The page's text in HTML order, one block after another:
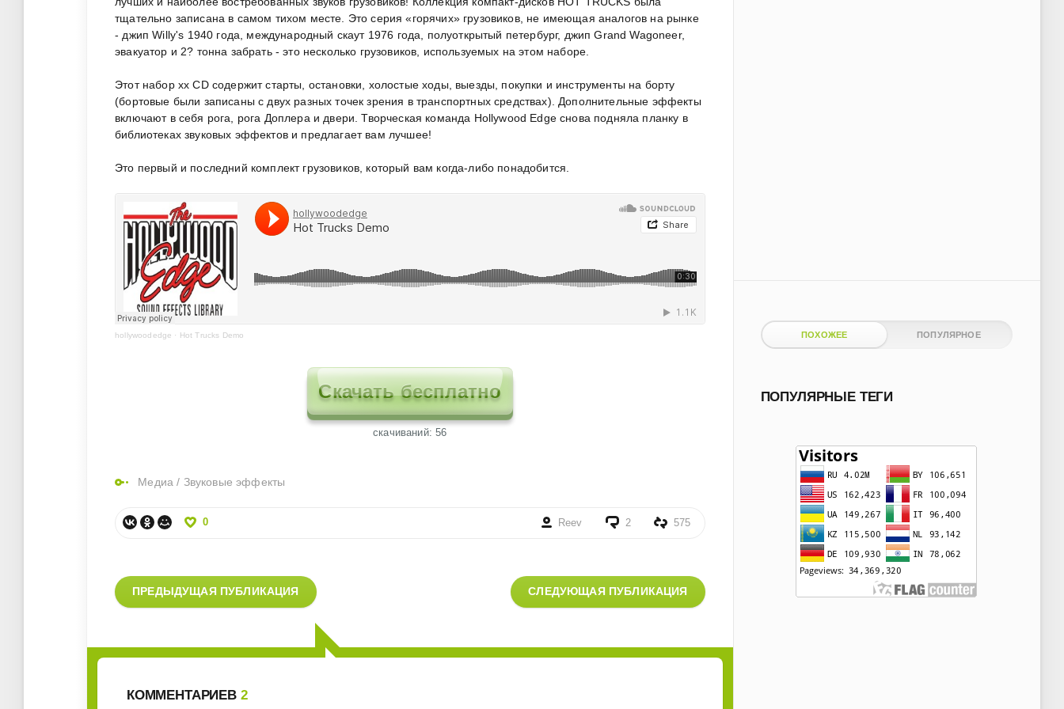
тщательно записана в самом тихом месте. Это серия «горячих» грузовиков, не имеющая аналогов на рынке
- джип Willy's 1940 года, международный скаут 1976 года, полуоткрытый петербург, джип Grand Wagoneer,
эвакуатор и 2? тонна забрать - это несколько грузовиков, используемых на этом наборе.
Этот набор xx CD содержит старты, остановки, холостые ходы, выезды, покупки и инструменты на борту
(бортовые были записаны с двух разных точек зрения в транспортных средствах). Дополнительные эффекты
включают в себя рога, рога Доплера и двери. Творческая команда Hollywood Edge снова подняла планку в
библиотеках звуковых эффектов и предлагает вам лучшее!
Это первый и последний комплект грузовиков, который вам когда-либо понадобится.
hollywoodedge · Hot Trucks Demo
Скачать бесплатно
cкачиваний: 56
Медиа / Звуковые эффекты
0 Reev 2 575
ПРЕДЫДУЩАЯ ПУБЛИКАЦИЯ СЛЕДУЮЩАЯ ПУБЛИКАЦИЯ
КОММЕНТАРИЕВ 2
ПОХОЖЕЕ ПОПУЛЯРНОЕ
ПОПУЛЯРНЫЕ ТЕГИ